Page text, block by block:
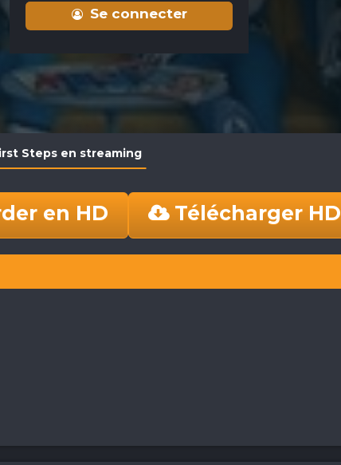
Se connecter
Steps en streaming
en HD Télécharger HD